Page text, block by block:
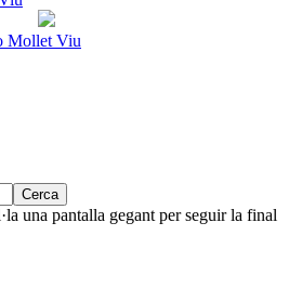
una pantalla gegant per seguir la final